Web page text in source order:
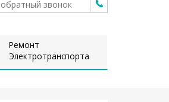
Ремонт
Электротранспорта